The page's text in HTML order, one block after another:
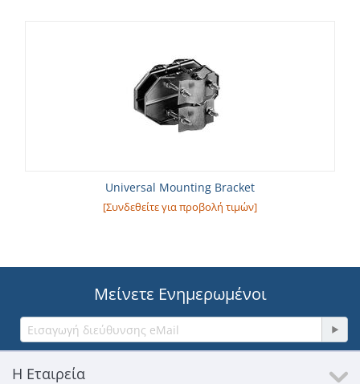
Universal Mounting Bracket
[Συνδεθείτε για προβολή τιμών]
Μείνετε Ενημερωμένοι
Η Εταιρεία